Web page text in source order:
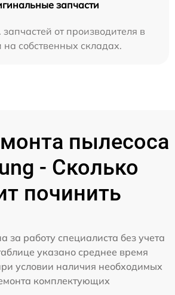
запчасти
от производителя в
на собственных складах.
пылесоса
- Сколько
починить
за работу специалиста без учета
указано среднее время
условии наличия необходимых
комплектующих